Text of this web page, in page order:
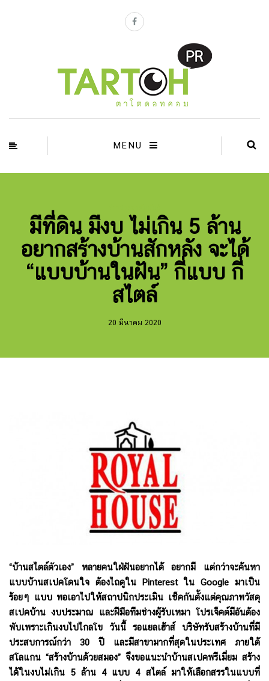
MENU
มีที่ดิน มีงบ ไม่เกิน 5 ล้าน
อยากสร้างบ้านสักหลัง จะได้
“แบบบ้านในฝัน” กี่แบบ กี่
สไตล์
20 มีนาคม 2020
“บ้านสไตล์ตัวเอง” หลายคนใฝ่ฝันอยากได้ อยากมี แต่กว่าจะค้นหา
แบบบ้านสเปคโดนใจ ต้องไถดูใน PinterestในGoogleมาเป็น
ร้อยๆ แบบ พอเอาไปให้สถาปนิกประเมิน เช็คกันตั้งแต่คุณภาพวัสดุ
สเปคบ้าน งบประมาณ และฝีมือทีมช่างผู้รับเหมา โปรเจ็คต์มีอันต้อง
พับเพราะเกินงบไปไกลโข วันนี้ รอแยลเฮ้าส์ บริษัทรับสร้างบ้านที่มี
ประสบการณ์กว่า 30 ปี และมีสาขามากที่สุดในประเทศ ภายใต้
สโลแกน “สร้างบ้านด้วยสมอง” จึงขอแนะนำบ้านสเปคพรีเมี่ยม สร้าง
ได้ในงบไม่เกิน 5 ล้าน 4 แบบ 4สไตล์ มาให้เลือกสรรในแบบที่